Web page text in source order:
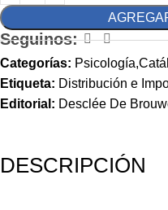
Seguinos:
Categorías:
Etiqueta: Distribución e
Editorial: Desclée De
DESCRIPCIÓN